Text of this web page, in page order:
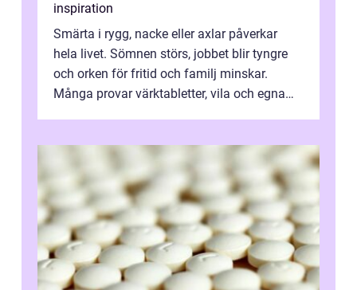
inspiration
Smärta i rygg, nacke eller axlar påverkar
hela livet. Sömnen störs, jobbet blir tyngre
och orken för fritid och familj minskar.
Många provar värktabletter, vila och egna